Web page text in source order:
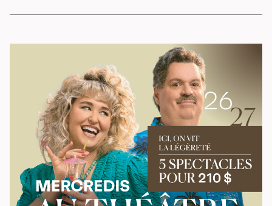
Nous joindre
L’équipe
Emplois
Demandes de dons et de
commandites
À propos